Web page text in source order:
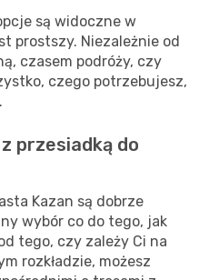
są widoczne w
prostszy. Niezależnie od
czasem podróży, czy
czego potrzebujesz,
przesiadką do
Kazan są dobrze
wybór co do tego, jak
tego, czy zależy Ci na
rozkładzie, możesz